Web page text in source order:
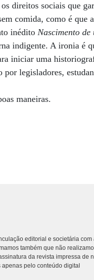
direitos sociais que
comida, como é
inéditoNascimento de
indigente. A ironia é
iniciar uma
por legisladores,
maneiras.
editorial e societária com
também que não
da revista impressa de
pelo conteúdo digital